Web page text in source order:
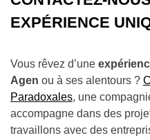
EXPÉRIENCE
Vous rêvez d’une
Agen ou à ses alentours ?
Paradoxales, une
accompagne dans des
travaillons avec des